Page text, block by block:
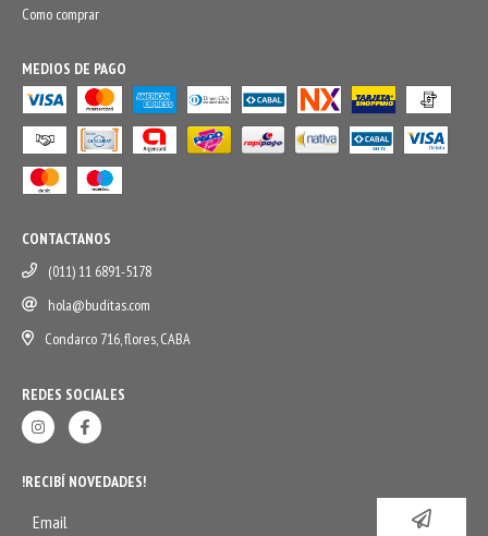
Como comprar
MEDIOS DE PAGO
CONTACTANOS
(011) 11 6891-5178
hola@buditas.com
Condarco 716, flores, CABA
REDES SOCIALES
!RECIBÍ NOVEDADES!